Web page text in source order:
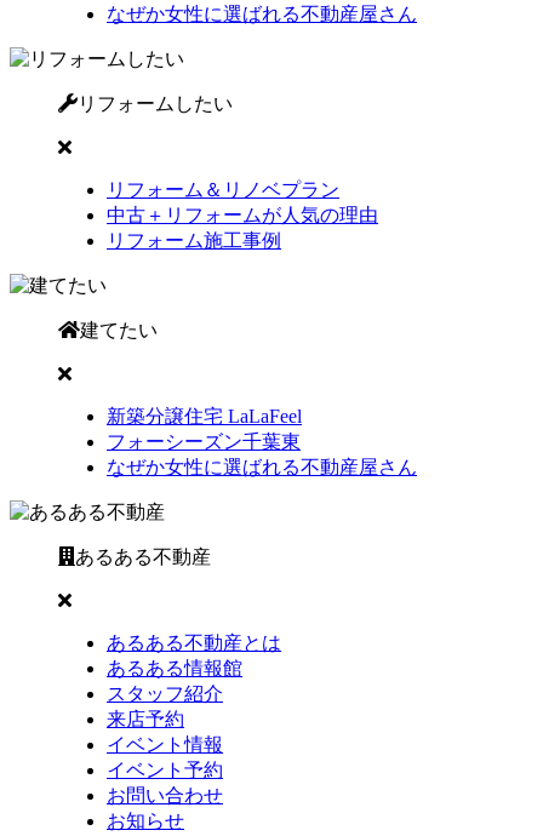
なぜか女性に選ばれる不動産屋さん
リフォームしたい
リフォーム＆リノベプラン
中古＋リフォームが人気の理由
リフォーム施工事例
建てたい
新築分譲住宅 LaLaFeel
フォーシーズン千葉東
なぜか女性に選ばれる不動産屋さん
あるある不動産
あるある不動産とは
あるある情報館
スタッフ紹介
来店予約
イベント情報
イベント予約
お問い合わせ
お知らせ